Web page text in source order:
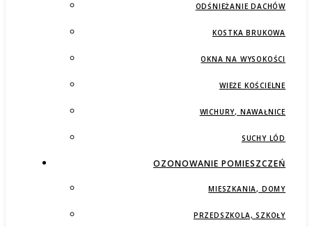
ODŚNIEŻANIE DACHÓW
KOSTKA BRUKOWA
OKNA NA WYSOKOŚCI
WIEŻE KOŚCIELNE
WICHURY, NAWAŁNICE
SUCHY LÓD
OZONOWANIE POMIESZCZEŃ
MIESZKANIA, DOMY
PRZEDSZKOLA, SZKOŁY